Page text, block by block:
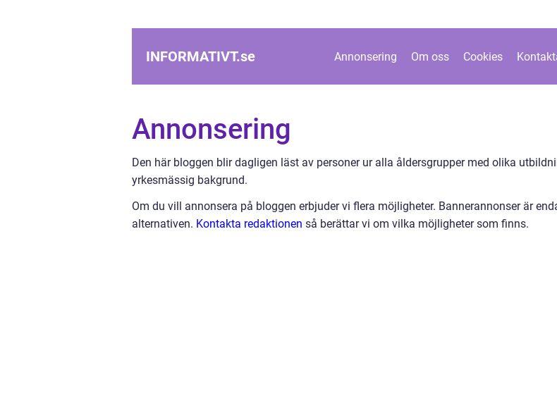
INFORMATIVT.se Annonsering Om oss Cookies
Annonsering
Den här bloggen blir dagligen läst av personer ur alla åldersgrupper med olika
yrkesmässig bakgrund.
Om du vill annonsera på bloggen erbjuder vi flera möjligheter. Bannerannonser är
alternativen. Kontakta redaktionen så berättar vi om vilka möjligheter som finns.